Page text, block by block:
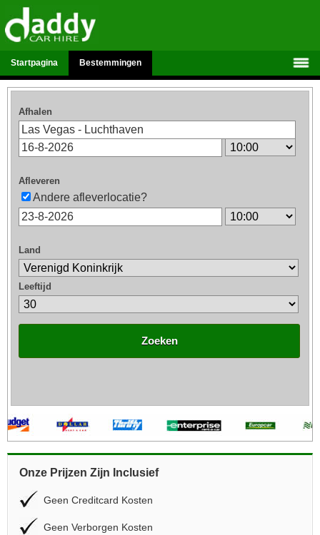
Startpagina Bestemmingen
Afhalen
Afleveren
Andere afleverlocatie?
Land
Leeftijd
Zoeken
Onze Prijzen Zijn Inclusief
Geen Creditcard Kosten
Geen Verborgen Kosten